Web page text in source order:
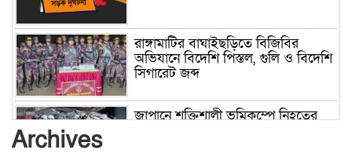
রাঙ্গামাটির বাঘাইছড়িতে বিজিবির
অভিযানে বিদেশি পিস্তল, গুলি ও বিদেশি
সিগারেট জব্দ
জাপানে শক্তিশালী ভূমিকম্পে নিহতের
Archives